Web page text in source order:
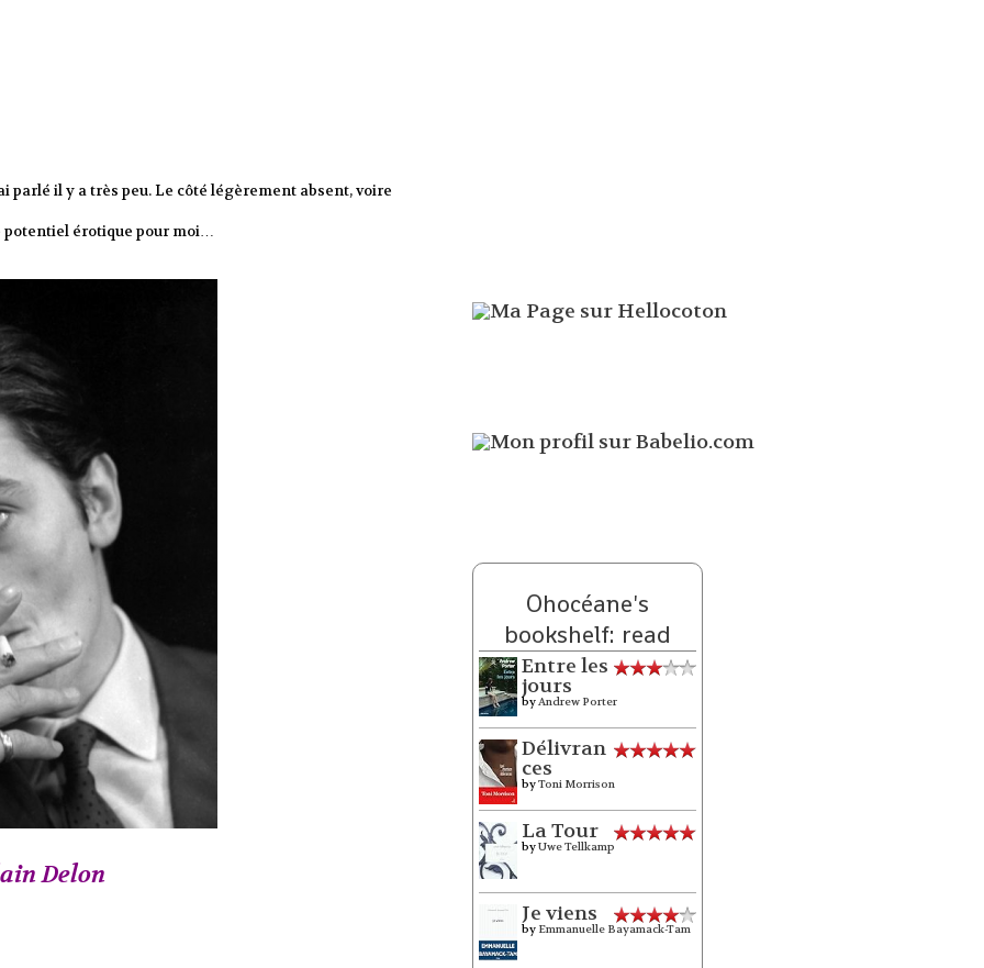
parlé il y a très peu. Le côté légèrement absent, voire
potentiel érotique pour moi…
Delon
Ohocéane's
bookshelf: read
Entre les
jours
byAndrew Porter
Délivran
ces
byToni Morrison
La Tour
byUwe Tellkamp
Je viens
by Emmanuelle Bayamack-Tam